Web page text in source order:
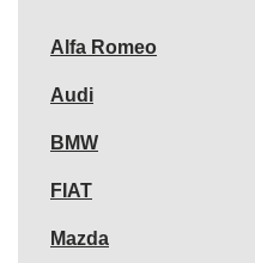
Alfa Romeo
Audi
BMW
FIAT
Mazda